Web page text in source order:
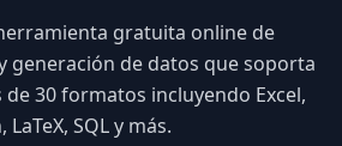
gratuita online de
generación de datos que soporta
30 formatos incluyendo Excel,
LaTeX, SQL y más.